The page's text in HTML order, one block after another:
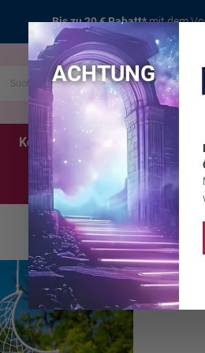
Bis zu 20 € Rabatt*mit dem
Kerzen Schmuck
ACHTUNG